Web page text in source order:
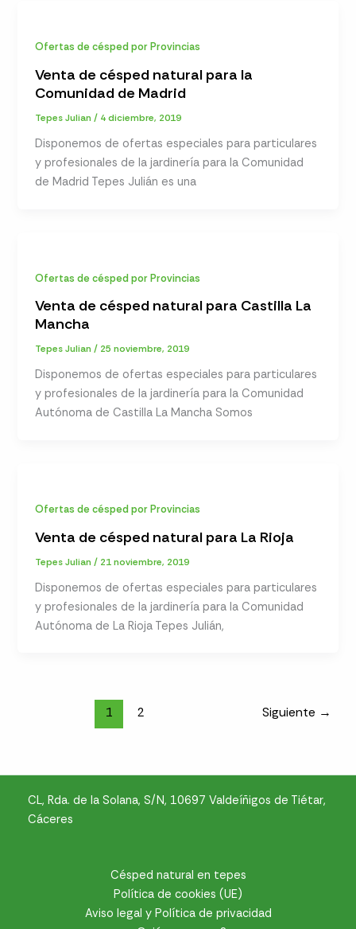
Ofertas de césped por Provincias
Venta de césped natural para la
Comunidad de Madrid
Tepes Julian/ 4 diciembre, 2019
Disponemos de ofertas especiales para particulares
y profesionales de la jardinería para la Comunidad
de Madrid Tepes Julián es una
Ofertas de césped por Provincias
Venta de césped natural para Castilla La
Mancha
Tepes Julian/ 25 noviembre, 2019
Disponemos de ofertas especiales para particulares
y profesionales de la jardinería para la Comunidad
Autónoma de Castilla La Mancha Somos
Ofertas de césped por Provincias
Venta de césped natural para La Rioja
Tepes Julian/ 21 noviembre, 2019
Disponemos de ofertas especiales para particulares
y profesionales de la jardinería para la Comunidad
Autónoma de La Rioja Tepes Julián,
1 2 Siguiente →
CL, Rda. de la Solana, S/N, 10697 Valdeíñigos de Tiétar,
Cáceres
Césped natural en tepes
Política de cookies (UE)
Aviso legal y Política de privacidad